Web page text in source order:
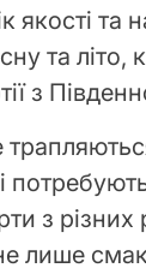
якості та
та літо,
з
з різних
лише